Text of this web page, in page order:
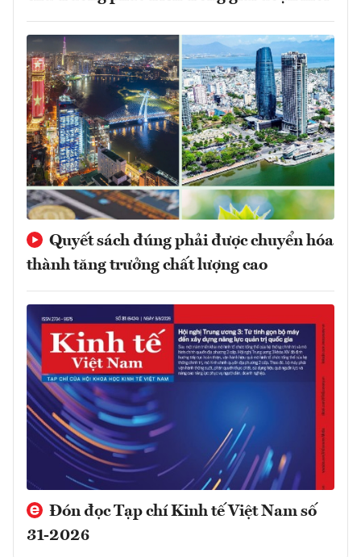
Quyết sách đúng phải được chuyển hóa
thành tăng trưởng chất lượng cao
Đón đọc Tạp chí Kinh tế Việt Nam số
31-2026